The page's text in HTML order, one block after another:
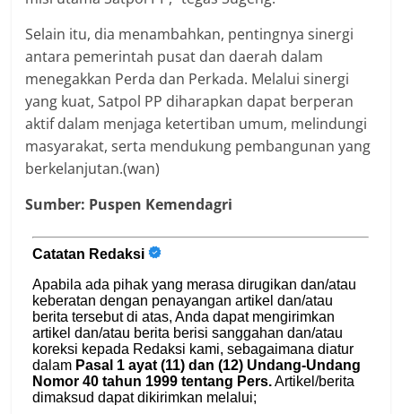
Selain itu, dia menambahkan, pentingnya sinergi
antara pemerintah pusat dan daerah dalam
menegakkan Perda dan Perkada. Melalui sinergi
yang kuat, Satpol PP diharapkan dapat berperan
aktif dalam menjaga ketertiban umum, melindungi
masyarakat, serta mendukung pembangunan yang
berkelanjutan.(wan)
Sumber: Puspen Kemendagri